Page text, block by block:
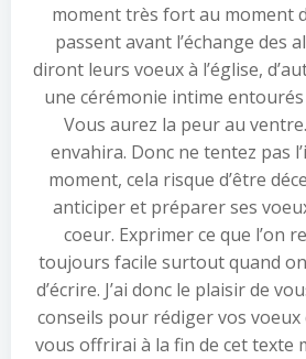
moment très fort au moment
passent avant l’échange des
diront leurs voeux à l’église,
une cérémonie intime
Vous aurez la peur au
envahira. Donc ne tentez pas
moment, cela risque d’être
anticiper et préparer ses
coeur. Exprimer ce que l’on
toujours facile surtout quand on
d’écrire. J’ai donc le plaisir de
conseils pour rédiger vos voeux
vous offrirai à la fin de cet texte